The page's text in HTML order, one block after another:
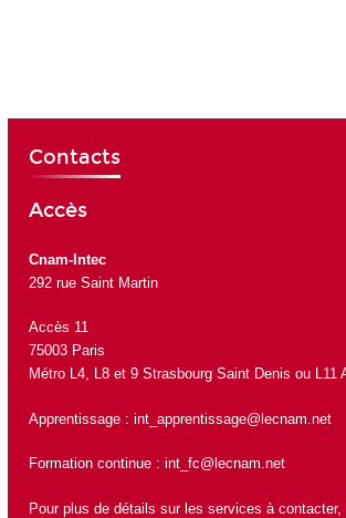
Contacts
Accès
Cnam-Intec
292 rue Saint Martin
Accès 11
75003 Paris
Métro L4, L8 et 9 Strasbourg Saint Denis ou L11
Apprentissage : int_apprentissage@lecnam.net
Formation continue : int_fc@lecnam.net
Pour plus de détails sur les services à